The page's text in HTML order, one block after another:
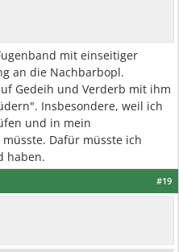
mit einseitiger
an die Nachbarbopl.
Gedeih und Verderb mit ihm
Insbesondere, weil ich
und in mein
Dafür müsste ich
haben.
#19